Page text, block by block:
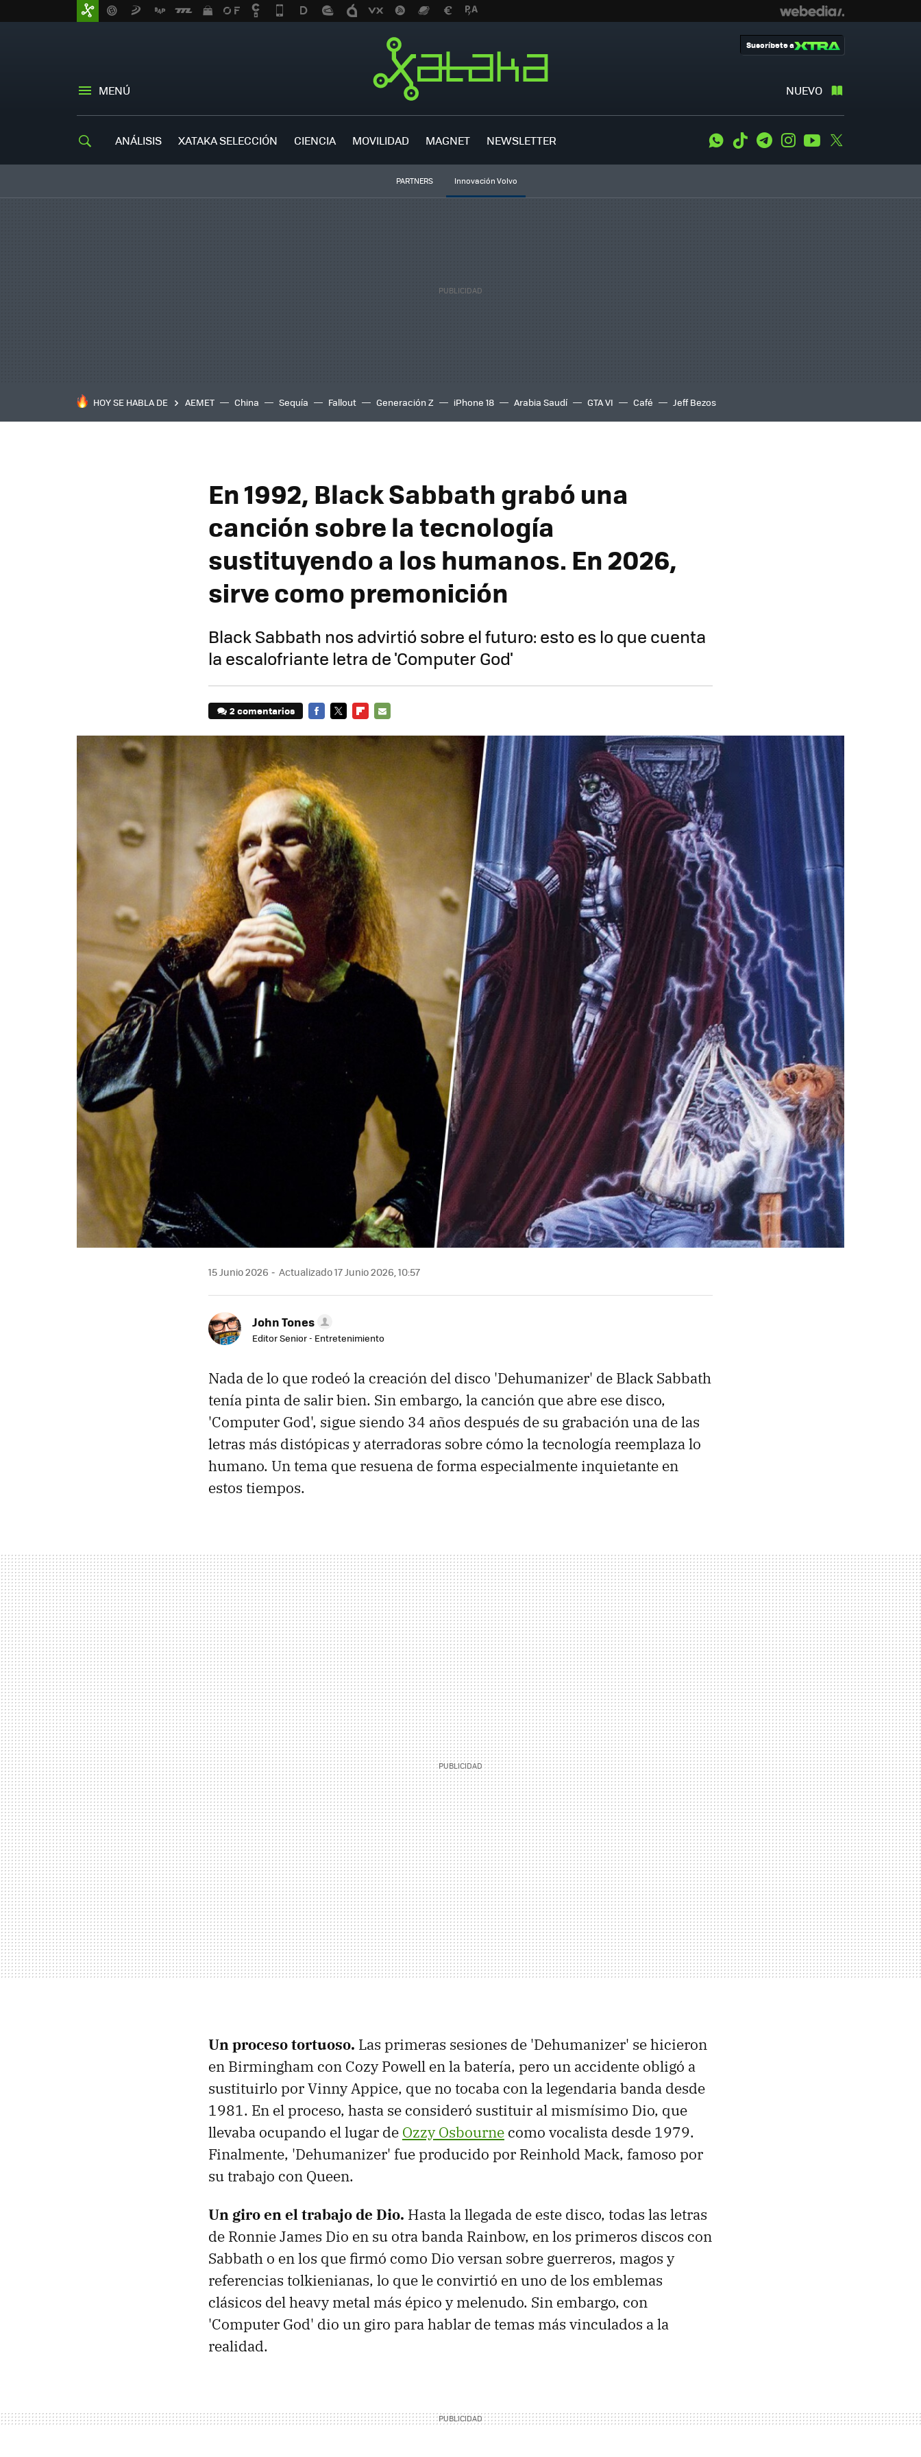
MENÚ NUEVO
Suscríbete a
ANÁLISIS XATAKA SELECCIÓN CIENCIA MOVILIDAD MAGNET NEWSLETTER WhatsApp
Tiktok TelegramInstagramYoutube
PARTNERS Innovación Volvo
HOY SE HABLA DE AEMET China Sequía Fallout Generación Z iPhone 18 Arabia Saudí GTA VI Café Jeff Bezos
En 1992, Black Sabbath grabó una
canción sobre la tecnología
sustituyendo a los humanos. En 2026,
sirve como premonición
Black Sabbath nos advirtió sobre el futuro: esto es lo que cuenta
la escalofriante letra de 'Computer God'
2 comentarios
MAIL
15 Junio 2026 Actualizado 17 Junio 2026, 10:57
John Tones
Editor Senior - Entretenimiento
Nada de lo que rodeó la creación del disco 'Dehumanizer' de Black Sabbath
tenía pinta de salir bien. Sin embargo, la canción que abre ese disco,
'Computer God', sigue siendo 34 años después de su grabación una de las
letras más distópicas y aterradoras sobre cómo la tecnología reemplaza lo
humano. Un tema que resuena de forma especialmente inquietante en
estos tiempos.
Un proceso tortuoso. Las primeras sesiones de 'Dehumanizer' se hicieron
en Birmingham con Cozy Powell en la batería, pero un accidente obligó a
sustituirlo por Vinny Appice, que no tocaba con la legendaria banda desde
1981. En el proceso, hasta se consideró sustituir al mismísimo Dio, que
llevaba ocupando el lugar de Ozzy Osbourne como vocalista desde 1979.
Finalmente, 'Dehumanizer' fue producido por Reinhold Mack, famoso por
su trabajo con Queen.
Un giro en el trabajo de Dio. Hasta la llegada de este disco, todas las letras
de Ronnie James Dio en su otra banda Rainbow, en los primeros discos con
Sabbath o en los que firmó como Dio versan sobre guerreros, magos y
referencias tolkienianas, lo que le convirtió en uno de los emblemas
clásicos del heavy metal más épico y melenudo. Sin embargo, con
'Computer God' dio un giro para hablar de temas más vinculados a la
realidad.